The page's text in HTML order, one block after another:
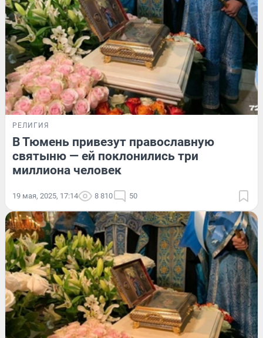
РЕЛИГИЯ
В Тюмень привезут православную
святыню — ей поклонились три
миллиона человек
19 мая, 2025, 17:14 8 810 50